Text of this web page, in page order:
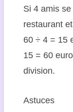
Si 4 amis se
restaurant
60 ÷ 4 = 15
15 = 60
division.
Astuces